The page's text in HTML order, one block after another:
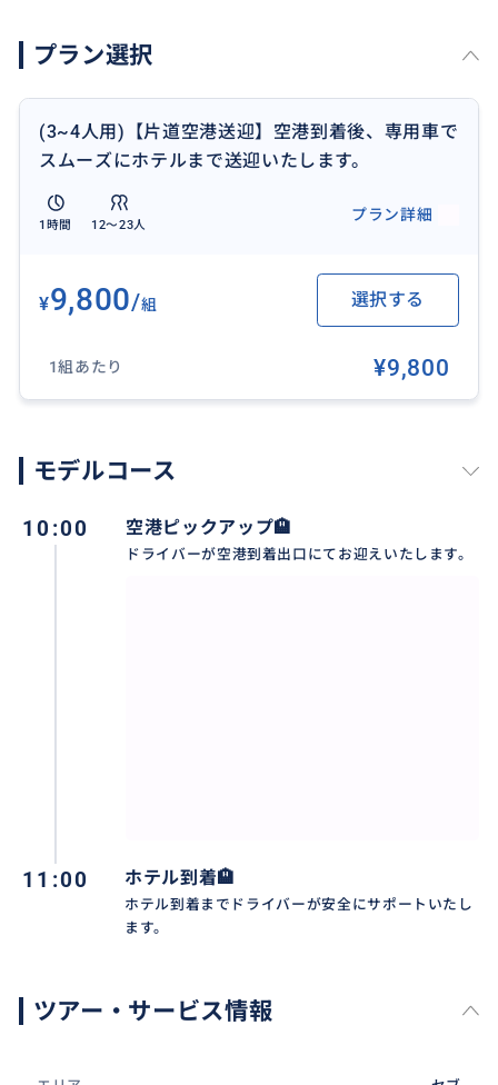
◎スケジュールに合わせて柔軟対応
◎追加オプション
・日本語ガイド同行サポート
→ 2500ペソ
プラン選択
(3~4人用)【片道空港送迎】空港到着後、専用車で
スムーズにホテルまで送迎いたします。
1時間 12〜23人
プラン詳細
¥9,800/組 選択する
1組あたり ¥9,800
モデルコース
10:00 空港ピックアップ🏨
ドライバーが空港到着出口にてお迎えいたします。
11:00 ホテル到着🏨
ホテル到着までドライバーが安全にサポートいたし
ます。
ツアー・サービス情報